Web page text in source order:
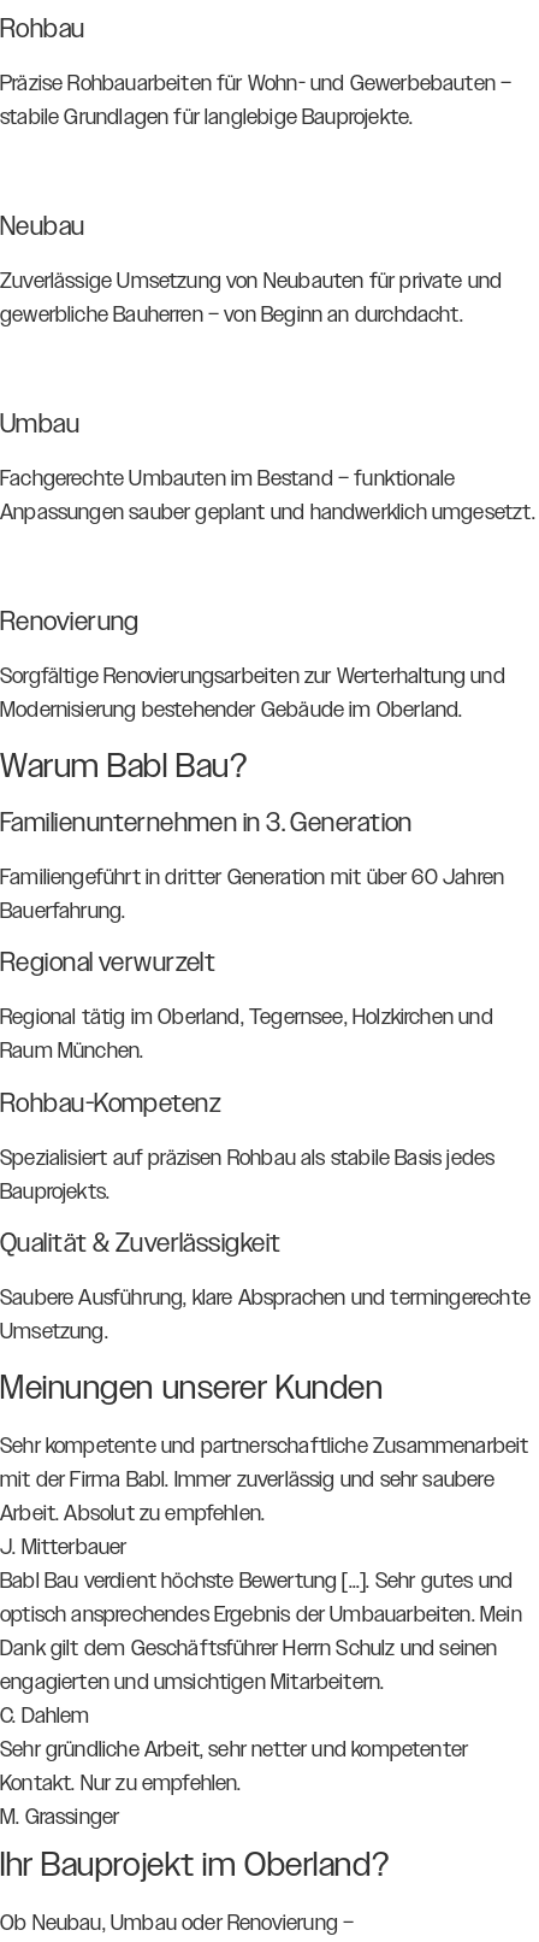
Rohbau
Präzise Rohbauarbeiten für Wohn- und Gewerbebauten –
stabile Grundlagen für langlebige Bauprojekte.
Neubau
Zuverlässige Umsetzung von Neubauten für private und
gewerbliche Bauherren – von Beginn an durchdacht.
Umbau
Fachgerechte Umbauten im Bestand – funktionale
Anpassungen sauber geplant und handwerklich umgesetzt.
Renovierung
Sorgfältige Renovierungsarbeiten zur Werterhaltung und
Modernisierung bestehender Gebäude im Oberland.
Warum Babl Bau?
Familienunternehmen in 3. Generation
Familiengeführt in dritter Generation mit über 60 Jahren
Bauerfahrung.
Regional verwurzelt
Regional tätig im Oberland, Tegernsee, Holzkirchen und
Raum München.
Rohbau-Kompetenz
Spezialisiert auf präzisen Rohbau als stabile Basis jedes
Bauprojekts.
Qualität & Zuverlässigkeit
Saubere Ausführung, klare Absprachen und termingerechte
Umsetzung.
Meinungen unserer Kunden
Sehr kompetente und partnerschaftliche Zusammenarbeit
mit der Firma Babl. Immer zuverlässig und sehr saubere
Arbeit. Absolut zu empfehlen.
J. Mitterbauer
Babl Bau verdient höchste Bewertung [...]. Sehr gutes und
optisch ansprechendes Ergebnis der Umbauarbeiten. Mein
Dank gilt dem Geschäftsführer Herrn Schulz und seinen
engagierten und umsichtigen Mitarbeitern.
C. Dahlem
Sehr gründliche Arbeit, sehr netter und kompetenter
Kontakt. Nur zu empfehlen.
M. Grassinger
Ihr Bauprojekt im Oberland?
Ob Neubau, Umbau oder Renovierung –